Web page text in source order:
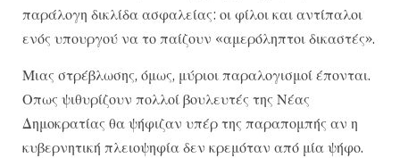
παράλογη δικλίδα ασφαλείας: οι φίλοι και αντίπαλοι
ενός υπουργού να το παίζουν «αμερόληπτοι δικαστές».
Μιας στρέβλωσης, όμως, μύριοι παραλογισμοί έπονται.
Οπως ψιθυρίζουν πολλοί βουλευτές της Νέας
Δημοκρατίας θα ψήφιζαν υπέρ της παραπομπής αν η
κυβερνητική πλειοψηφία δεν κρεμόταν από μία ψήφο.